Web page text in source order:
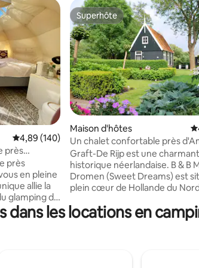
: 4,96 sur 5
Évaluation moyenne sur la base de 140
4,89 (140)
près
près
en pleine
allie la
glamping de
se
Superhôte
Superhôte
Maison d'hôtes
Un chalet confortable près
et d'Alkmaar
Graft-De Rijp est une
historique néerlandaise. B & B
Dromen (Sweet Dreams) est
plein cœur de Hollande du
d'Amsterdam, mais aussi à Alkmaar,
Volendam, Zaanse Schans.
les locations en